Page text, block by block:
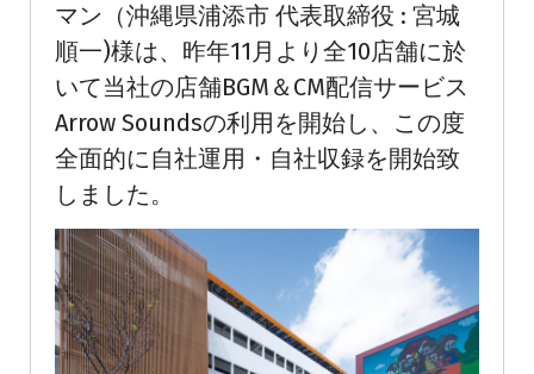
マン（沖縄県浦添市 代表取締役 : 宮城
順一)様は、昨年11月より全10店舗に於
いて当社の店舗BGM＆CM配信サービス
Arrow Soundsの利用を開始し、この度
全面的に自社運用・自社収録を開始致
しました。